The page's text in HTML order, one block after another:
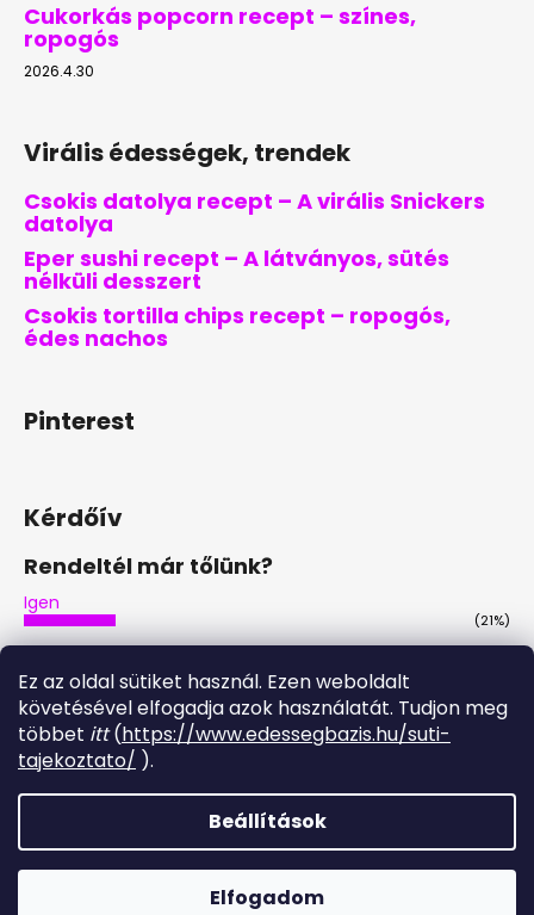
Ez az oldal sütiket használ. Ezen weboldalt
követésével elfogadja azok használatát. Tudjon meg
többet itt(https://www.edessegbazis.hu/suti-
tajekoztato/ ).
Beállítások
Elfogadom
Cukorkás popcorn recept – színes,
ropogós
2026.4.30
Virális édességek, trendek
Csokis datolya recept – A virális Snickers
datolya
Eper sushi recept – A látványos, sütés
nélküli desszert
Csokis tortilla chips recept – ropogós,
édes nachos
Pinterest
Kérdőív
Rendeltél már tőlünk?
Igen
(21%)
Nem, de tervezem
(29%)
Igen, többször is
Shoptet készítette
Édesség Bázis. Minden jog fenntartva.